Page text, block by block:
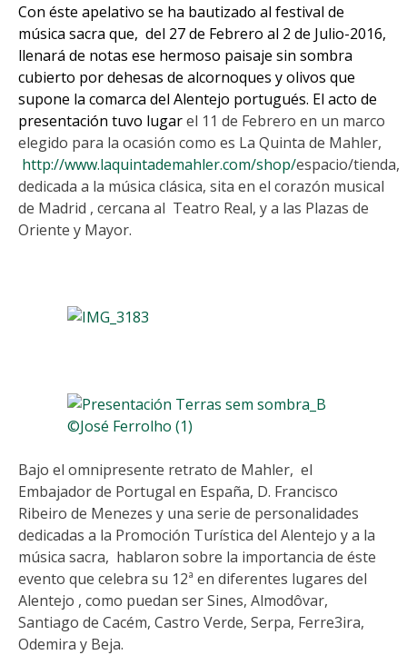
Con éste apelativo se ha bautizado al festival de
música sacra que, del 27 de Febrero al 2 de Julio-2016,
llenará de notas ese hermoso paisaje sin sombra
cubierto por dehesas de alcornoques y olivos que
supone la comarca del Alentejo portugués. El acto de
presentación tuvo lugarel 11 de Febrero en un marco
elegido para la ocasión como es La Quinta de Mahler,
http://www.laquintademahler.com/shop/espacio/tienda,
dedicada a la música clásica, sita en el corazón musical
de Madrid , cercana al Teatro Real, y a las Plazas de
Oriente y Mayor.
Bajo el omnipresente retrato de Mahler, el
Embajador de Portugal en España, D. Francisco
Ribeiro de Menezes y una serie de personalidades
dedicadas a la Promoción Turística del Alentejo y a la
música sacra, hablaron sobre la importancia de éste
evento que celebra su 12ª en diferentes lugares del
Alentejo , como puedan ser Sines, Almodôvar,
Santiago de Cacém, Castro Verde, Serpa, Ferre3ira,
Odemira y Beja.